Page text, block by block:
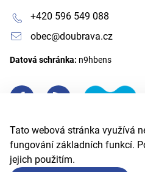
Tato webová stránka využívá
fungování základních funkcí.
jejich použitím.
+420 596 549 088
obec@doubrava.cz
Datová schránka: n9hbens